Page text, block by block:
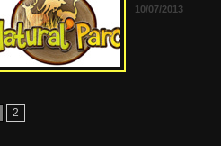
10/07/2013
2